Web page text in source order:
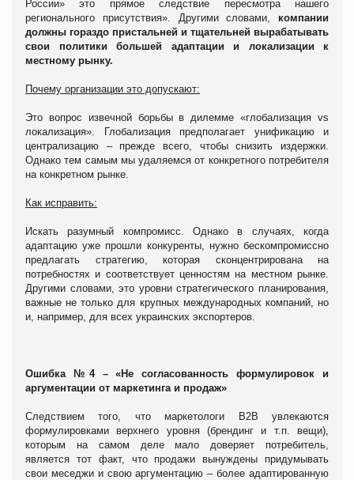
России» это прямое следствие пересмотра нашего
регионального присутствия». Другими словами, компании
должны гораздо пристальней и тщательней вырабатывать
свои политики большей адаптации и локализации к
местному рынку.
Почему организации это допускают:
Это вопрос извечной борьбы в дилемме «глобализация vs
локализация». Глобализация предполагает унификацию и
централизацию – прежде всего, чтобы снизить издержки.
Однако тем самым мы удаляемся от конкретного потребителя
на конкретном рынке.
Как исправить:
Искать разумный компромисс. Однако в случаях, когда
адаптацию уже прошли конкуренты, нужно бескомпромиссно
предлагать стратегию, которая сконцентрирована на
потребностях и соответствует ценностям на местном рынке.
Другими словами, это уровни стратегического планирования,
важные не только для крупных международных компаний, но
и, например, для всех украинских экспортеров.
Ошибка №4 – «Не согласованность формулировок и
аргументации от маркетинга и продаж»
Следствием того, что маркетологи В2В увлекаются
формулировками верхнего уровня (брендинг и т.п. вещи),
которым на самом деле мало доверяет потребитель,
является тот факт, что продажи вынуждены придумывать
свои меседжи и свою аргументацию – более адаптированную